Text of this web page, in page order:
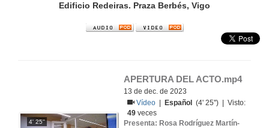
Edificio Redeiras. Praza Berbés, Vigo
4' 25''
APERTURA DEL ACTO.mp4
13 de dec. de 2023
Vídeo
Español
(4' 25'') | Visto:
49 veces
Presenta: Rosa Rodríguez Martín-